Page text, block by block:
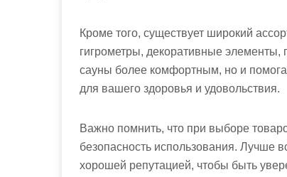
Кроме того, существует широкий
гигрометры, декоративные элементы,
сауны более комфортным, но и
для вашего здоровья и удовольствия.
Важно помнить, что при выборе
безопасность использования. Лучше
хорошей репутацией, чтобы быть